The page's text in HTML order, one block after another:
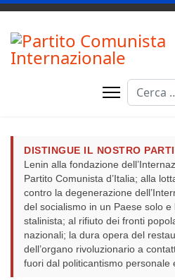
Cerca
DISTINGUE IL NOSTRO
Lenin alla fondazione
Partito Comunista d’Italia; alla
contro la degenerazione
del socialismo in un Paese solo
stalinista; al rifiuto dei fronti
nazionali; la dura opera del
dell’organo rivoluzionario a
fuori dal politicantismo personale